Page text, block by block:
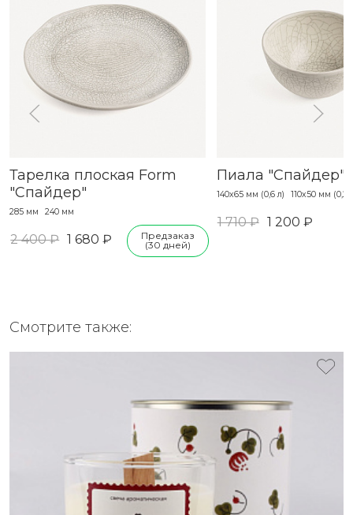
Тарелка плоская Form
"Спайдер"
285 мм 240 мм
2 400 ₽ 1 680 ₽
Предзаказ
(30 дней)
Пиала "Спайдер"
140х65 мм (0,6 л) 110х50 мм
1 710 ₽ 1 200 ₽
Смотрите также: